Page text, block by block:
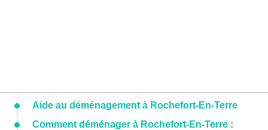
Aide au déménagement à Rochefort-En-Terre
Comment déménager à Rochefort-En-Terre :